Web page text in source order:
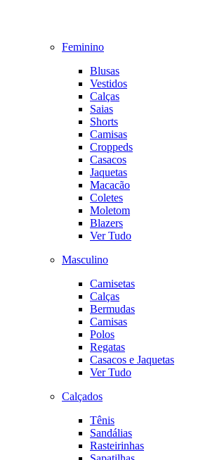
Feminino
Blusas
Vestidos
Calças
Saias
Shorts
Camisas
Croppeds
Casacos
Jaquetas
Macacão
Coletes
Moletom
Blazers
Ver Tudo
Masculino
Camisetas
Calças
Bermudas
Camisas
Polos
Regatas
Casacos e Jaquetas
Ver Tudo
Calçados
Tênis
Sandálias
Rasteirinhas